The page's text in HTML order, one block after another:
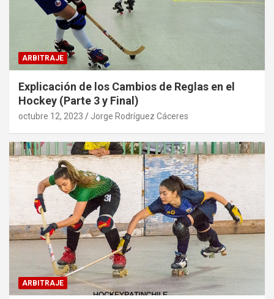
ARBITRAJE
Explicación de los Cambios de Reglas en el
Hockey (Parte 3 y Final)
octubre 12, 2023 Jorge Rodríguez Cáceres
ARBITRAJE